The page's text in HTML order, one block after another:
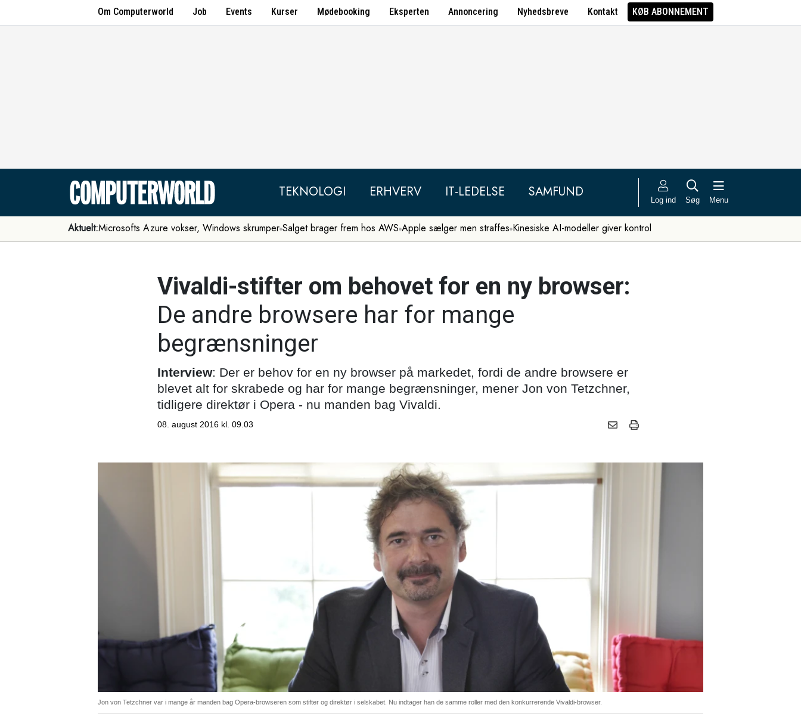
Om Computerworld Job Events Kurser Mødebooking Eksperten Annoncering Nyhedsbreve Kontakt KØB ABONNEMENT
TEKNOLOGI ERHVERV IT-LEDELSE SAMFUND Log ind Søg Menu
Aktuelt:Microsofts Azure vokser, Windows skrumper Salget brager frem hos AWS Apple sælger men straffes Kinesiske AI-modeller giver kontrol
Vivaldi-stifter om behovet for en ny browser:
De andre browsere har for mange
begrænsninger
Interview: Der er behov for en ny browser på markedet, fordi de andre browsere er
blevet alt for skrabede og har for mange begrænsninger, mener Jon von Tetzchner,
tidligere direktør i Opera - nu manden bag Vivaldi.
08. august 2016 kl. 09.03
Jon von Tetzchner var i mange år manden bag Opera-browseren som stifter og direktør i selskabet. Nu indtager han de samme roller med den konkurrerende Vivaldi-browser.